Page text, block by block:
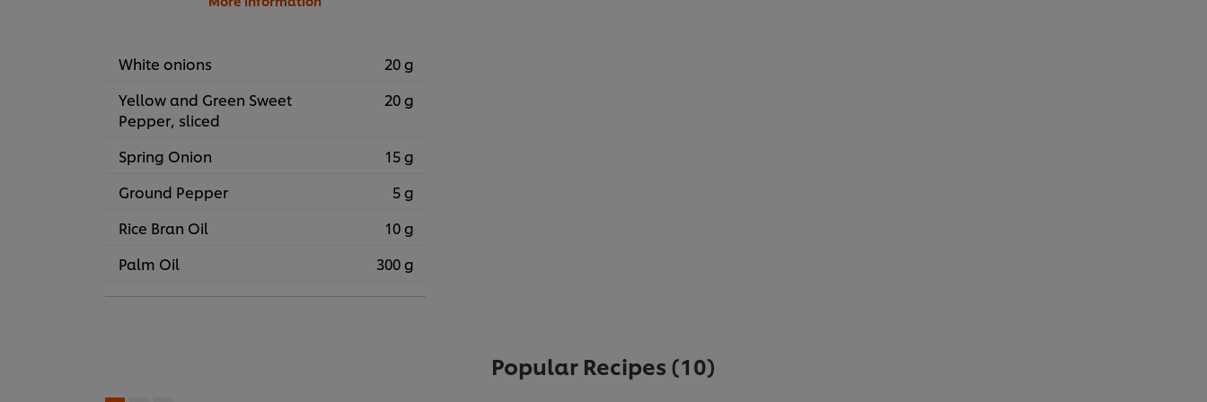
White onions
20 g
Yellow and Green Sweet
Pepper, sliced
20 g
Spring Onion
15 g
Ground Pepper
5 g
Rice Bran Oil
10 g
Palm Oil
300 g
Popular Recipes (10)